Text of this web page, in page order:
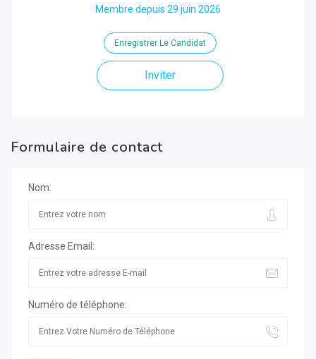
Membre depuis 29 juin 2026
Enregistrer Le Candidat
Inviter
Formulaire de contact
Nom:
Adresse Email:
Numéro de téléphone: